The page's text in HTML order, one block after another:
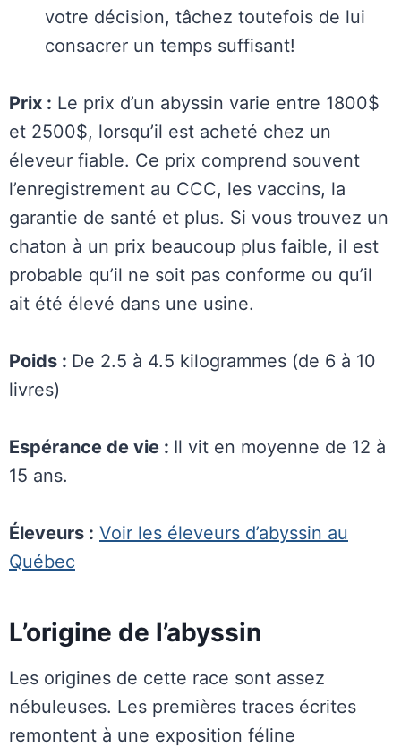
votre décision, tâchez toutefois de lui
consacrer un temps suffisant!
Prix : Le prix d’un abyssin varie entre 1800$
et 2500$, lorsqu’il est acheté chez un
éleveur fiable. Ce prix comprend souvent
l’enregistrement au CCC, les vaccins, la
garantie de santé et plus. Si vous trouvez un
chaton à un prix beaucoup plus faible, il est
probable qu’il ne soit pas conforme ou qu’il
ait été élevé dans une usine.
Poids : De 2.5 à 4.5 kilogrammes (de 6 à 10
livres)
Espérance de vie : Il vit en moyenne de 12 à
15 ans.
Éleveurs : Voir les éleveurs d’abyssin au
Québec
L’origine de l’abyssin
Les origines de cette race sont assez
nébuleuses. Les premières traces écrites
remontent à une exposition féline